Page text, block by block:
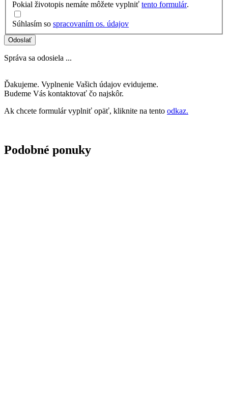
Pokial životopis nemáte môžete vyplniť tento formulár.
Súhlasím so spracovaním os. údajov
Odoslať
Správa sa odosiela ...
Ďakujeme. Vyplnenie Vašich údajov evidujeme.
Budeme Vás kontaktovať čo najskôr.
Ak chcete formulár vyplniť opäť, kliknite na tento odkaz.
Podobné ponuky